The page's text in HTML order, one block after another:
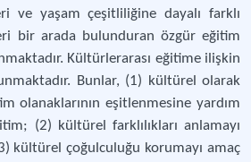
ve yaşam çeşitliliğine dayalı farklı
bir arada bulunduran özgür eğitim
Kültürlerarası eğitime ilişkin
Bunlar, (1) kültürel olarak
olanaklarının eşitlenmesine yardım
(2) kültürel farklılıkları anlamayı
kültürel çoğulculuğu korumayı amaç